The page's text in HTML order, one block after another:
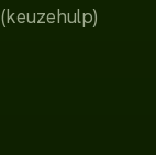
(keuzehulp)